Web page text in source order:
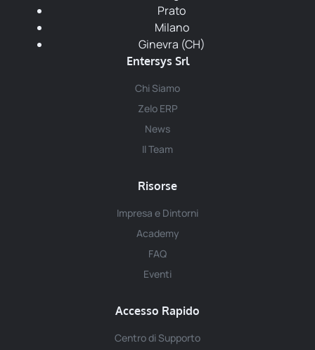
Prato
Milano
Ginevra (CH)
Entersys Srl
Chi Siamo
Zelo ERP
News
Il Team
Risorse
Impresa e Dintorni
Academy
FAQ
Eventi
Accesso Rapido
Centro di Supporto